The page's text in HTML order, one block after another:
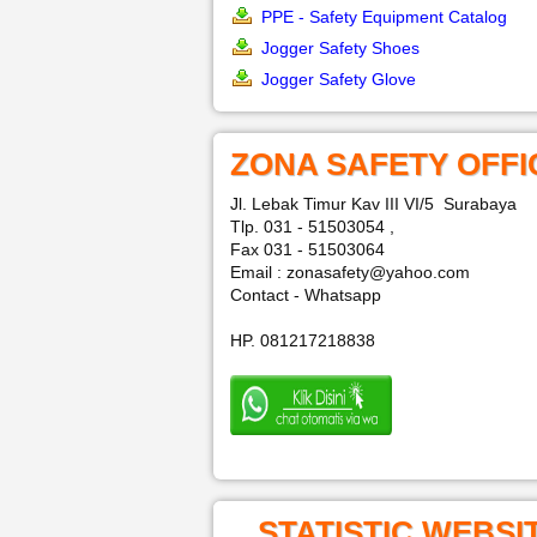
PPE - Safety Equipment Catalog
Jogger Safety Shoes
Jogger Safety Glove
ZONA SAFETY
Jl. Lebak Timur Kav III VI/5 Surabaya
Tlp. 031 - 51503054 ,
Fax 031 - 51503064
Email : zonasafety@yahoo.com
Contact - Whatsapp
HP. 081217218838